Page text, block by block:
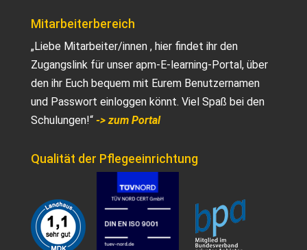
Mitarbeiterbereich
„Liebe Mitarbeiter/innen , hier findet ihr den
Zugangslink für unser apm-E-learning-Portal, über
den ihr Euch bequem mit Eurem Benutzernamen
und Passwort einloggen könnt. Viel Spaß bei den
Schulungen!“ -> zum Portal
Qualität der Pflegeeinrichtung